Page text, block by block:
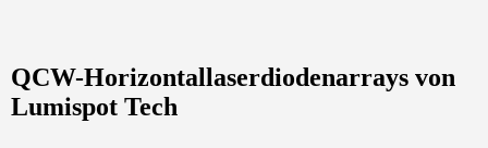
QCW-Horizontallaserdiodenarrays von
Lumispot Tech